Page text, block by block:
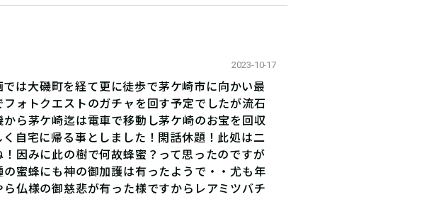
2023-10-17
は大磯町を経て更に徒歩で茅ケ崎市に向かい最
ォトクエストのガチャを回す予定でしたが流石
ら茅ケ崎迄は電車で移動し茅ケ崎のお宝を回収
自宅に帰る事としました！閑話休題！此処は二
因みに此の樹で何故蜂蜜？って思ったのですが
蜜蜂にも神の御加護は有ったようで・・尤も年
仏様の御慈悲が有った様ですからレアミツバチ